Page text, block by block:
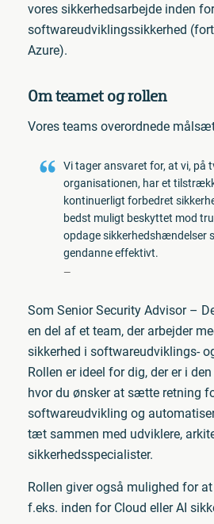
vores sikkerhedsarbejde inden for
softwareudviklingssikkerhed
Azure).
Om teamet og rollen
Vores teams overordnede
Vi tager ansvaret for, at vi, på
organisationen, har et
kontinuerligt forbedret
bedst muligt beskyttet mod
opdage sikkerhedshændelser
gendanne effektivt.
Som Senior Security Advisor –
en del af et team, der arbejder
sikkerhed i softwareudviklings-
Rollen er ideel for dig, der er i
hvor du ønsker at sætte retning
softwareudvikling og
tæt sammen med udviklere,
sikkerhedsspecialister.
Rollen giver også mulighed for
f.eks. inden for Cloud eller AI